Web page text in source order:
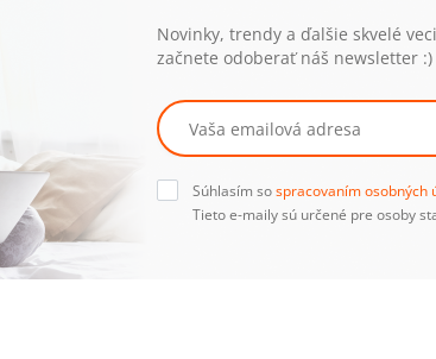
Novinky, trendy a ďalšie skvelé
začnete odoberať náš newsletter :)
Súhlasím sospracovaním osobných
Tieto e-maily sú určené pre osoby